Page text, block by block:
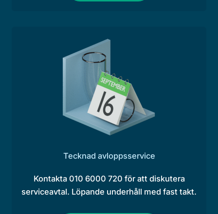
Tecknad avloppsservice
Kontakta 010 6000 720 för att diskutera
serviceavtal. Löpande underhåll med fast takt.